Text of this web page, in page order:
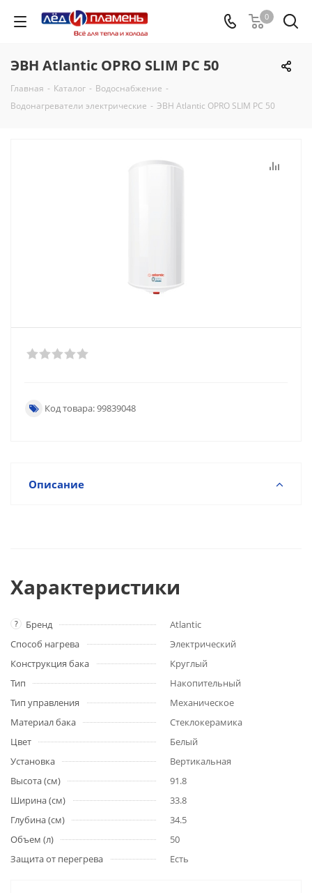
0
ЭВН Atlantic OPRO SLIM PC 50
Главная - Каталог - Водоснабжение -
Водонагреватели электрические - ЭВН Atlantic OPRO SLIM PC 50
Код товара: 99839048
Описание
Характеристики
? Бренд
Atlantic
Способ нагрева
Электрический
Конструкция бака
Круглый
Тип
Накопительный
Тип управления
Механическое
Материал бака
Стеклокерамика
Цвет
Белый
Установка
Вертикальная
Высота (см)
91.8
Ширина (см)
33.8
Глубина (см)
34.5
Объем (л)
50
Защита от перегрева
Есть